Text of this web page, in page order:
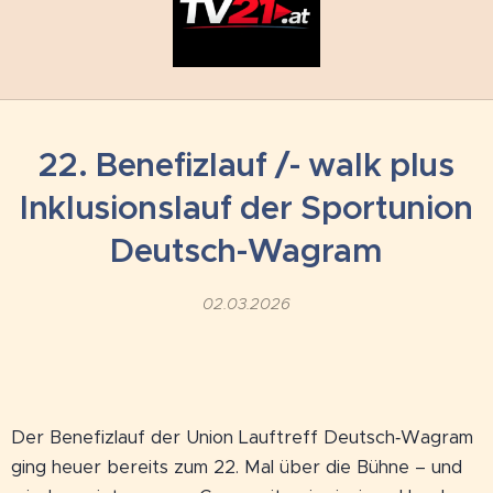
22. Benefizlauf /- walk plus
Inklusionslauf der Sportunion
Deutsch-Wagram
02.03.2026
Der Benefizlauf der Union Lauftreff Deutsch‑Wagram
ging heuer bereits zum 22. Mal über die Bühne – und